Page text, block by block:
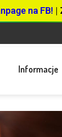
na FB! |
Informacje